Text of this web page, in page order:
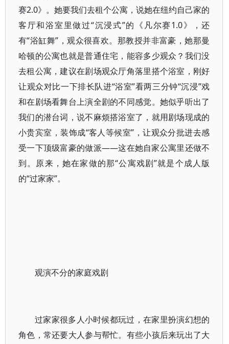
赛2.0》。她要我们去租个公寓，说她在纽约自己家的
客厅和浴室里做过“沉浸式”的《凡尔赛1.0》，还
有“浴缸舞”，观众很喜欢。那教授并非富豪，她那曼
哈顿的公寓也就是普通住宅，能容多少观众？我们没
去租公寓，建议在剧场观众厅角落里搭个浴室，刚好
让观众对比一下排长队进“浴室”看两三分钟“沉浸”戏
和在剧场看舞台上演全剧的不同感觉。她似乎听出了
我们的潜台词，说不麻烦搭浴室了，就用剧场现成的
小贵宾室，装饰成“客人等候室”，让观众分批进去感
受一下顶级富豪的做派——这在她自家公寓里还做不
到。原来，她在家做的那“公寓戏剧”就是个成人版
的“过家家”。
观演不分的家庭戏剧
过家家很多人小时候都玩过，在家里扮演幻想的
角色，常还要大人参与帮忙。有些小孩后来玩出了大